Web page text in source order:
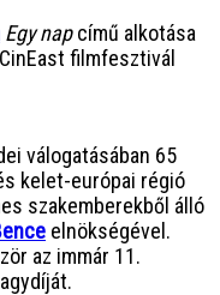
Egy napcímű alkotása
filmfesztivál
válogatásában 65
kelet-európai régió
szakemberekből álló
elnökségével.
az immár 11.